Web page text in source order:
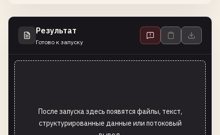
Результат
Готово к запуску
После запуска здесь появятся файлы, текст,
структурированные данные или потоковый